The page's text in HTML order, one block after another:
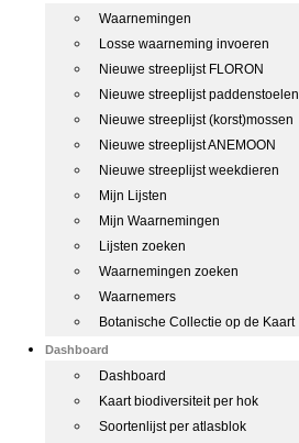
Waarnemingen
Losse waarneming invoeren
Nieuwe streeplijst FLORON
Nieuwe streeplijst paddenstoelen
Nieuwe streeplijst (korst)mossen
Nieuwe streeplijst ANEMOON
Nieuwe streeplijst weekdieren
Mijn Lijsten
Mijn Waarnemingen
Lijsten zoeken
Waarnemingen zoeken
Waarnemers
Botanische Collectie op de Kaart
Dashboard
Dashboard
Kaart biodiversiteit per hok
Soortenlijst per atlasblok